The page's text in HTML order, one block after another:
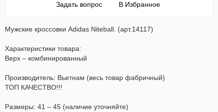
Задать вопрос В Избранное
Мужские кроссовки Adidas Niteball. (арт.14117)
Характеристики товара:
Верх – комбинированный
Производитель: Вьетнам (весь товар фабричный)
ТОП КАЧЕСТВО!!!
Размеры: 41 – 45 (наличие уточняйте)